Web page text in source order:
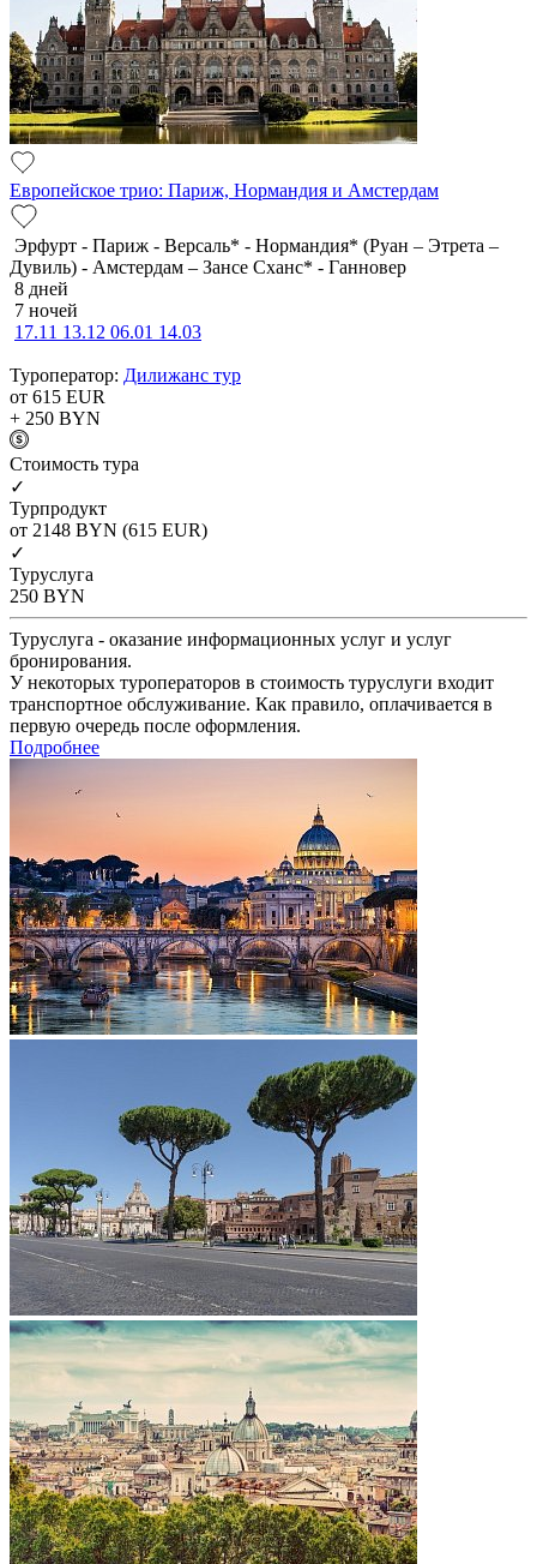
Европейское трио: Париж, Нормандия и Амстердам
Эрфурт - Париж - Версаль* - Нормандия* (Руан – Этрета –
Дувиль) - Амстердам – Зансе Сханс* - Ганновер
8 дней
7 ночей
17.11 13.12 06.01 14.03
Туроператор: Дилижанс тур
от 615 EUR
+ 250 BYN
Cтоимость тура
✓
Турпродукт
от 2148 BYN (615 EUR)
✓
Туруслуга
250 BYN
Туруслуга - оказание информационных услуг и услуг
бронирования.
У некоторых туроператоров в стоимость туруслуги входит
транспортное обслуживание. Как правило, оплачивается в
первую очередь после оформления.
Подробнее